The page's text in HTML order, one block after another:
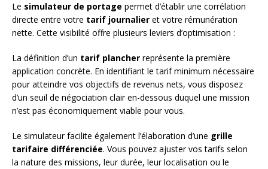
Le simulateur de portage permet d’établir une corrélation
directe entre votre tarif journalier et votre rémunération
nette. Cette visibilité offre plusieurs leviers d’optimisation :
La définition d’un tarif plancher représente la première
application concrète. En identifiant le tarif minimum nécessaire
pour atteindre vos objectifs de revenus nets, vous disposez
d’un seuil de négociation clair en-dessous duquel une mission
n’est pas économiquement viable pour vous.
Le simulateur facilite également l’élaboration d’une grille
tarifaire différenciée. Vous pouvez ajuster vos tarifs selon
la nature des missions, leur durée, leur localisation ou le